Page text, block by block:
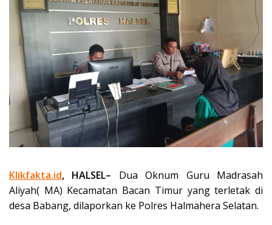
Klikfakta.id, HALSEL– Dua Oknum Guru Madrasah
Aliyah( MA) Kecamatan Bacan Timur yang terletak di
desa Babang, dilaporkan ke Polres Halmahera Selatan.